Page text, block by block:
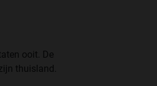
ooit. De
thuisland.